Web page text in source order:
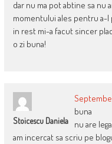
dar nu ma pot abtine sa nu
momentului ales pentru a-l
in rest mi-a facut sincer
o zi buna!
Stoicescu Daniela
buna
nu are
am incercat sa scriu pe